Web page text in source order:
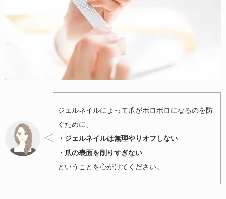
ジェルネイルによって爪がボロボロになるのを防
ぐために、
・ジェルネイルは無理やりオフしない
・爪の表面を削りすぎない
ということを心がけてください。